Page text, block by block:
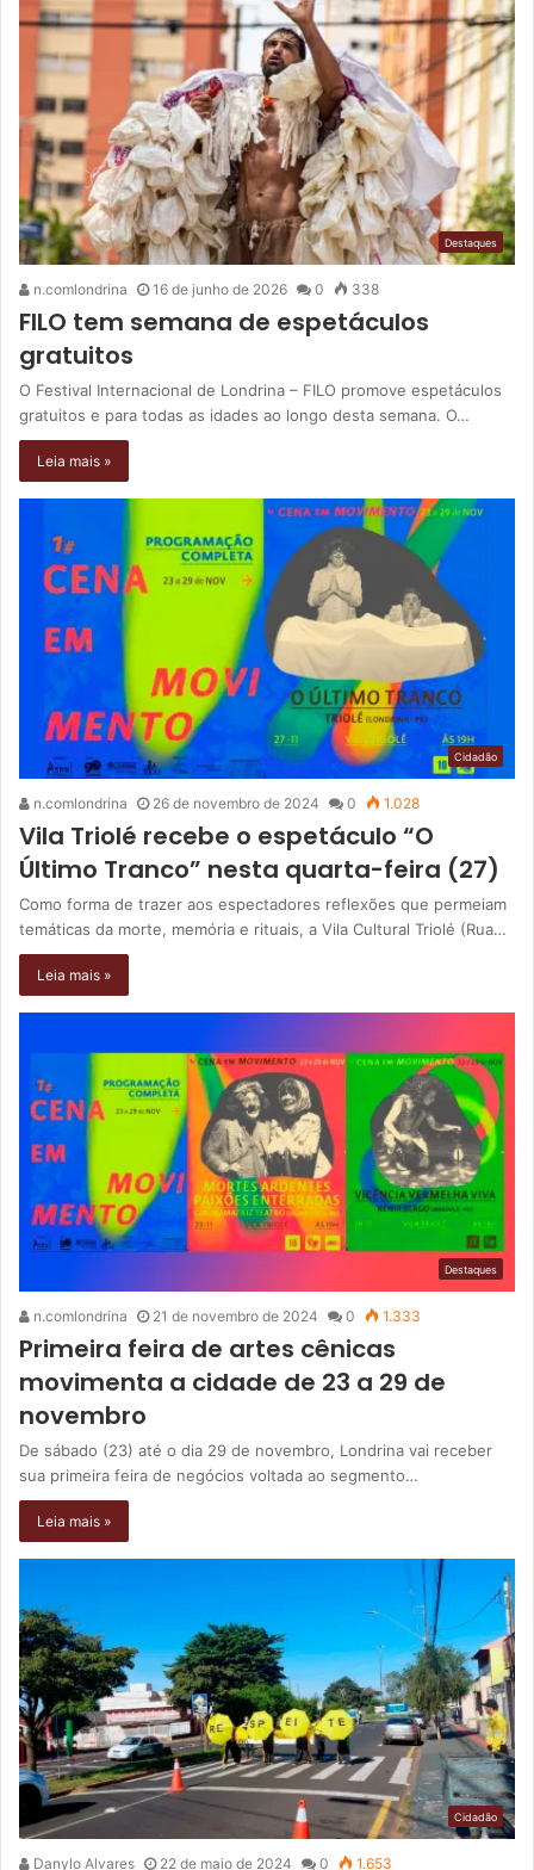
Destaques
n.comlondrina 16 de junho de 2026 0 338
FILO tem semana de espetáculos
gratuitos
O Festival Internacional de Londrina – FILO promove espetáculos
gratuitos e para todas as idades ao longo desta semana. O…
Leia mais »
Cidadão
n.comlondrina 26 de novembro de 2024 0 1.028
Vila Triolé recebe o espetáculo “O
Último Tranco” nesta quarta-feira (27)
Como forma de trazer aos espectadores reflexões que permeiam
temáticas da morte, memória e rituais, a Vila Cultural Triolé (Rua…
Leia mais »
Destaques
n.comlondrina 21 de novembro de 2024 0 1.333
Primeira feira de artes cênicas
movimenta a cidade de 23 a 29 de
novembro
De sábado (23) até o dia 29 de novembro, Londrina vai receber
sua primeira feira de negócios voltada ao segmento…
Leia mais »
Cidadão
Danylo Alvares 22 de maio de 2024 0 1.653